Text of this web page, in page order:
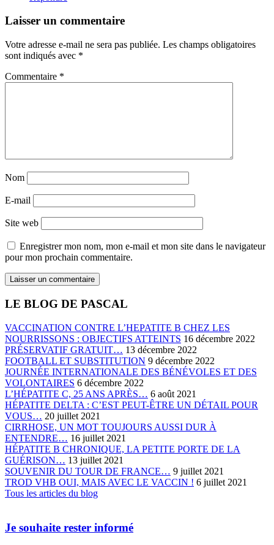
Laisser un commentaire
Votre adresse e-mail ne sera pas publiée. Les champs obligatoires
sont indiqués avec *
Commentaire *
Nom
E-mail
Site web
Enregistrer mon nom, mon e-mail et mon site dans le navigateur
pour mon prochain commentaire.
LE BLOG DE PASCAL
VACCINATION CONTRE L’HEPATITE B CHEZ LES
NOURRISSONS : OBJECTIFS ATTEINTS 16 décembre 2022
PRÉSERVATIF GRATUIT… 13 décembre 2022
FOOTBALL ET SUBSTITUTION 9 décembre 2022
JOURNÉE INTERNATIONALE DES BÉNÉVOLES ET DES
VOLONTAIRES 6 décembre 2022
L’HÉPATITE C, 25 ANS APRÈS… 6 août 2021
HÉPATITE DELTA : C’EST PEUT-ÊTRE UN DÉTAIL POUR
VOUS… 20 juillet 2021
CIRRHOSE, UN MOT TOUJOURS AUSSI DUR À
ENTENDRE… 16 juillet 2021
HÉPATITE B CHRONIQUE, LA PETITE PORTE DE LA
GUÉRISON… 13 juillet 2021
SOUVENIR DU TOUR DE FRANCE… 9 juillet 2021
TROD VHB OUI, MAIS AVEC LE VACCIN ! 6 juillet 2021
Tous les articles du blog
Je souhaite rester informé